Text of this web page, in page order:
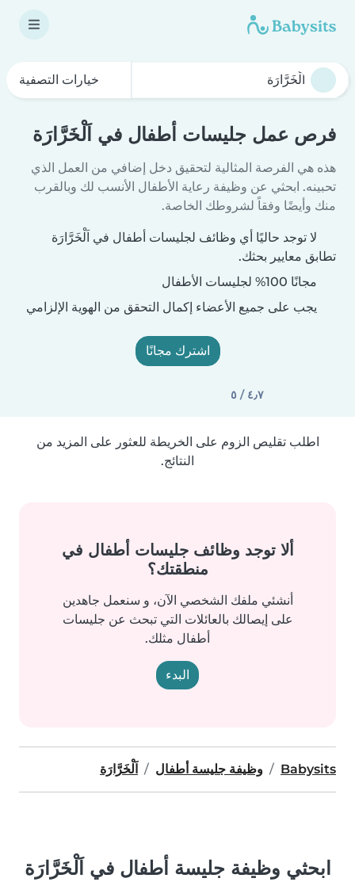
خيارات التصفية
فرص عمل جليسات أطفال في اَلْخَرَّارَة
هذه هي الفرصة المثالية لتحقيق دخل إضافي من العمل الذي
تحبينه. ابحثي عن وظيفة رعاية الأطفال الأنسب لك وبالقرب
منك وأيضًا وفقاً لشروطك الخاصة.
لا توجد حاليًا أي وظائف لجليسات أطفال في اَلْخَرَّارَة
تطابق معايير بحثك.
مجانًا 100% لجليسات الأطفال
يجب على جميع الأعضاء إكمال التحقق من الهوية الإلزامي
اشترك مجانًا
٤٫٧ / ٥
اطلب تقليص الزوم على الخريطة للعثور على المزيد من
النتائج.
ألا توجد وظائف جليسات أطفال في
منطقتك؟
أنشئي ملفك الشخصي الآن، و سنعمل جاهدين
على إيصالك بالعائلات التي تبحث عن جليسات
أطفال مثلك.
البدء
Babysits وظيفة جليسة أطفال اَلْخَرَّارَة
ابحثي وظيفة جليسة أطفال في اَلْخَرَّارَة